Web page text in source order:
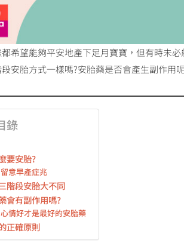
希望能夠平安地產下足月寶寶，但有時未
安胎方式一樣嗎?安胎藥是否會產生副作用
錄
要安胎?
留意早產症兆
階段安胎大不同
會有副作用嗎?
心情好才是最好的安胎藥
正確原則